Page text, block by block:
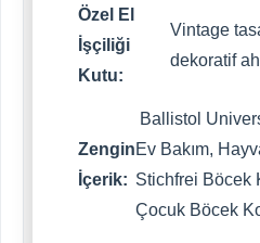
Özel El
İşçiliği
Kutu:
Vintage
dekoratif
Zengin
İçerik:
Ballistol
Ev Bakım,
Stichfrei Böcek
Çocuk Böcek